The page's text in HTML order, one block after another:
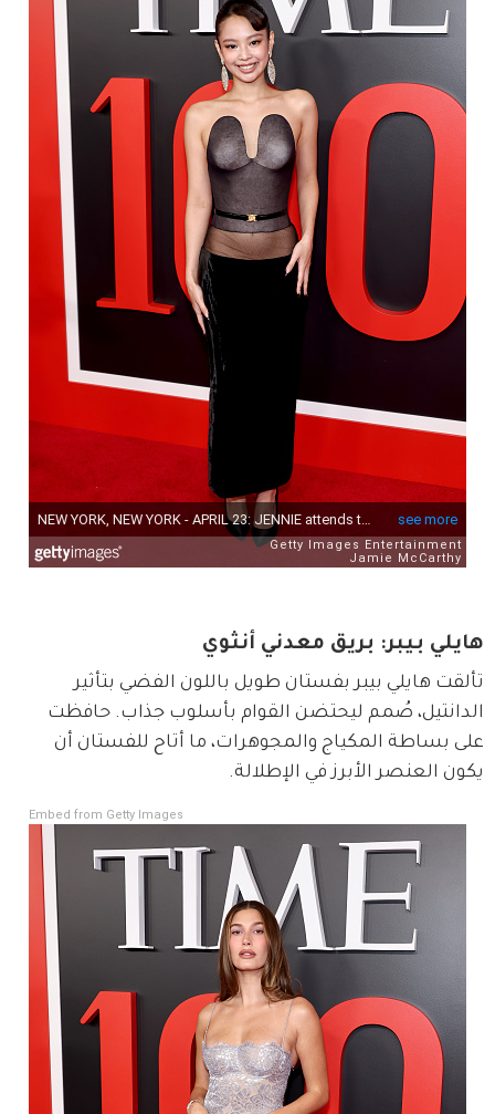
هايلي بيبر: بريق معدني أنثوي
تألقت هايلي بيبر بفستان طويل باللون الفضي بتأثير
الدانتيل، صُمم ليحتضن القوام بأسلوب جذاب. حافظت
على بساطة المكياج والمجوهرات، ما أتاح للفستان أن
يكون العنصر الأبرز في الإطلالة.
Embed from Getty Images